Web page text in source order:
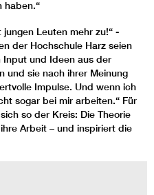
haben.“
jungen Leuten mehr zu!“ -
der Hochschule Harz seien
Input und Ideen aus der
und sie nach ihrer Meinung
Impulse. Und wenn ich
sogar bei mir arbeiten.“ Für
so der Kreis: Die Theorie
Arbeit – und inspiriert die